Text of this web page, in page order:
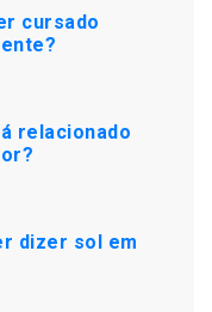
cursado
relacionado
dizer sol em